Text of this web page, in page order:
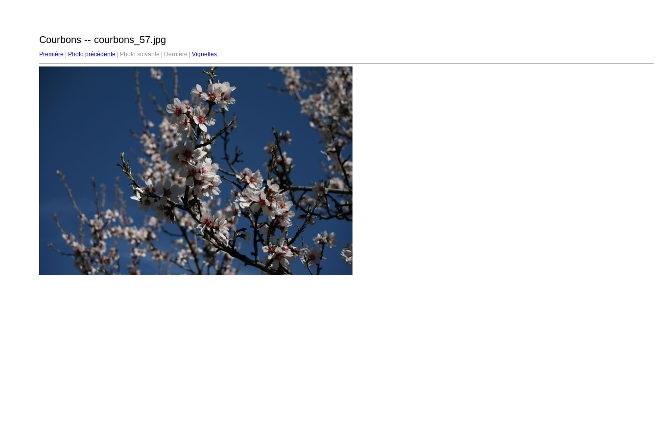
Courbons -- courbons_57.jpg
Première Photo précédente | Photo suivante | Dernière | Vignettes